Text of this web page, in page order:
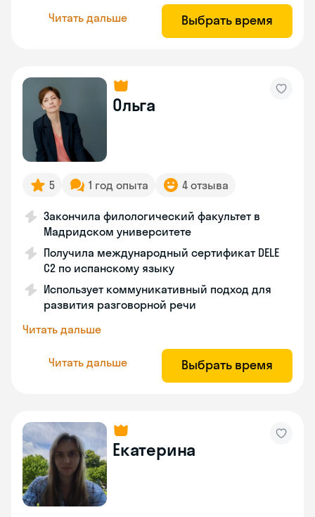
Читать дальше Выбрать время
Ольга
5 1 год опыта 4 отзыва
Закончила филологический факультет в
Мадридском университете
Получила международный сертификат DELE
C2 по испанскому языку
Использует коммуникативный подход для
развития разговорной речи
Читать дальше
Читать дальше Выбрать время
Екатерина